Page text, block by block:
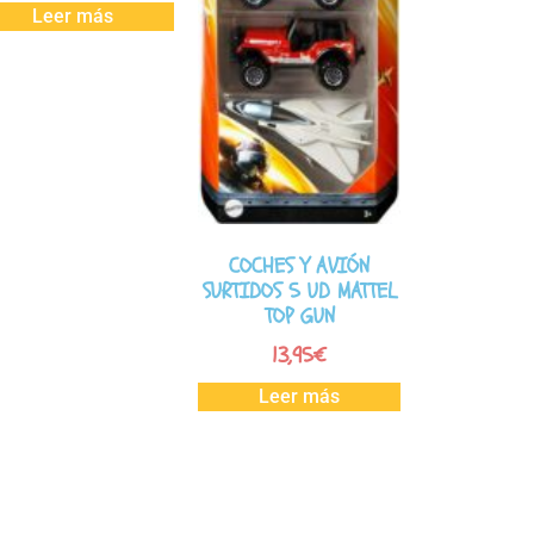
Leer más
COCHES Y AVIÓN
SURTIDOS 5 UD MATTEL
TOP GUN
13,95€
Leer más